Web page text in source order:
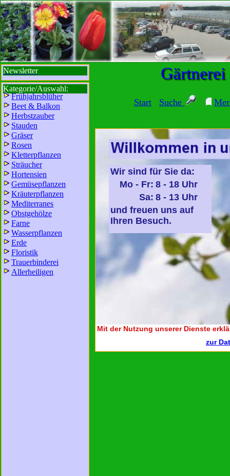
sbisbbib
Start Suche
Gärtnerei
Newsletter
Kategorie/Auswahl:
Frühjahrsblüher
Beet & Balkon
Herbstzauber
Stauden
Gräser
Rosen
Kletterpflanzen
Sträucher
Hortensien
Gemüsepflanzen
Kräuterpflanzen
Mediterranes
Obstgehölze
Farne
Wasserpflanzen
Erde
Floristik
Trauerbinderei
Allerheiligen
Wir sind für Sie da:
Mo - Fr: 8 - 18 Uhr
Sa: 8 - 13 Uhr
und freuen uns auf
Ihren Besuch.
Mit der Nutzung unserer Dienste
zur